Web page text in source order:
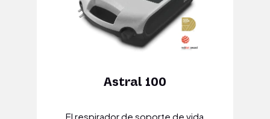
Astral 100
El respirador de soporte de vida